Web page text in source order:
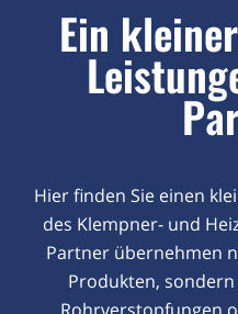
Ein
Hier finden Sie einen
des Klempner- und
Partner übernehmen
Produkten,